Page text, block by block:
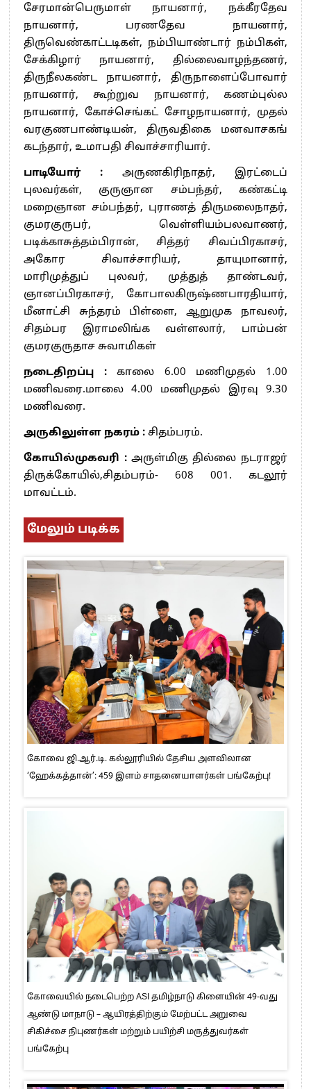
சேரமான்பெருமாள் நாயனார், நக்கீரதேவ
நாயனார், பரணதேவ நாயனார்,
திருவெண்காட்டடிகள், நம்பியாண்டார் நம்பிகள்,
சேக்கிழார் நாயனார், தில்லைவாழந்தணர்,
திருநீலகண்ட நாயனார், திருநாளைப்போவார்
நாயனார், கூற்றுவ நாயனார், கணம்புல்ல
நாயனார், கோச்செங்கட் சோழநாயனார், முதல்
வரகுணபாண்டியன், திருவதிகை மனவாசகங்
கடந்தார், உமாபதி சிவாச்சாரியார்.
பாடியோர் : அருணகிரிநாதர், இரட்டைப்
புலவர்கள், குருஞான சம்பந்தர், கண்கட்டி
மறைஞான சம்பந்தர், புராணத் திருமலைநாதர்,
குமரகுருபர், வெள்ளியம்பலவாணர்,
படிக்காசுத்தம்பிரான், சித்தர் சிவப்பிரகாசர்,
அகோர சிவாச்சாரியர், தாயுமானார்,
மாரிமுத்துப் புலவர், முத்துத் தாண்டவர்,
ஞானப்பிரகாசர், கோபாலகிருஷ்ணபாரதியார்,
மீனாட்சி சுந்தரம் பிள்ளை, ஆறுமுக நாவலர்,
சிதம்பர இராமலிங்க வள்ளலார், பாம்பன்
குமரகுருதாச சுவாமிகள்
நடைதிறப்பு :காலை 6.00 மணிமுதல் 1.00
மணிவரை.மாலை 4.00 மணிமுதல் இரவு 9.30
மணிவரை.
அருகிலுள்ள நகரம் : சிதம்பரம்.
கோயில்முகவரி : அருள்மிகு தில்லை நடராஜர்
திருக்கோயில்,சிதம்பரம்- 608 001. கடலூர்
மாவட்டம்.
மேலும் படிக்க
கோவை ஜி.ஆர்.டி. கல்லூரியில் தேசிய அளவிலான
‘ஹேக்கத்தான்’: 459 இளம் சாதனையாளர்கள் பங்கேற்பு!
கோவையில் நடைபெற்ற ASI தமிழ்நாடு கிளையின் 49-வது
ஆண்டு மாநாடு – ஆயிரத்திற்கும் மேற்பட்ட அறுவை
சிகிச்சை நிபுணர்கள் மற்றும் பயிற்சி மருத்துவர்கள்
பங்கேற்பு